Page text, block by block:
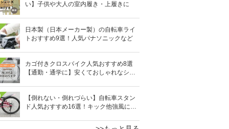
い】子供や大人の室内履き・上履きに
日本製（日本メーカー製）の自転車ライ
トおすすめ9選！人気パナソニックなど
カゴ付きクロスバイク人気おすすめ8選
【通勤・通学に】安くておしゃれなシテ
【倒れない・倒れづらい】自転車スタン
ド人気おすすめ16選！キック他強風に強